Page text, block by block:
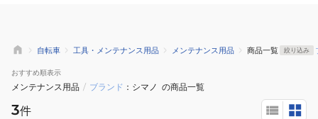
自転車 工具・メンテナンス用品 メンテナンス用品 商品一覧 絞り込み
おすすめ順表示
メンテナンス用品 / ブランド シマノ の商品一覧
3件